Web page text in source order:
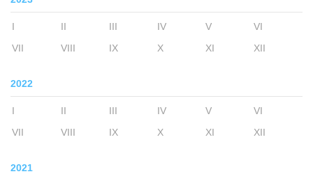
I II III IV V
VI
VII
VIII IX X XI XII
2022
I II III IV V
VI
VII
VIII IX X XI XII
2021